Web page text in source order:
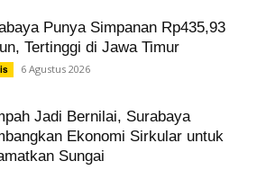
Punya Simpanan Rp435,93
Tertinggi di Jawa Timur
6 Agustus 2026
Jadi Bernilai, Surabaya
Ekonomi Sirkular untuk
Sungai